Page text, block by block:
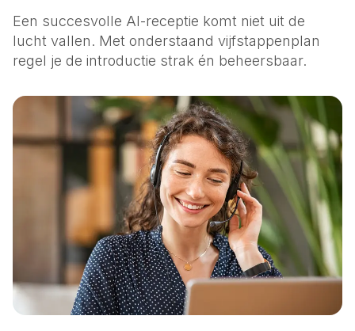
Een succesvolle AI-receptie komt niet uit de
lucht vallen. Met onderstaand vijfstappenplan
regel je de introductie strak én beheersbaar.